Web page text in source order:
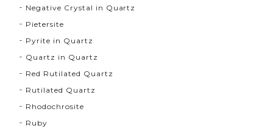
Negative Crystal in Quartz
Pietersite
Pyrite in Quartz
Quartz in Quartz
Red Rutilated Quartz
Rutilated Quartz
Rhodochrosite
Ruby